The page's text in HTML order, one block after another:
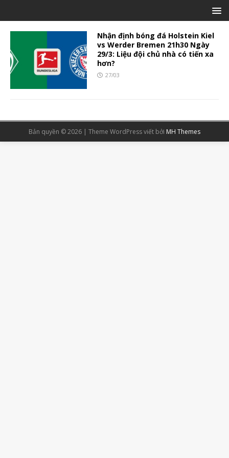
Nhận định bóng đá Holstein Kiel
vs Werder Bremen 21h30 Ngày
29/3: Liệu đội chủ nhà có tiến xa
hơn?
27/03
Bản quyền © 2026 | Theme WordPress viết bởi MH Themes